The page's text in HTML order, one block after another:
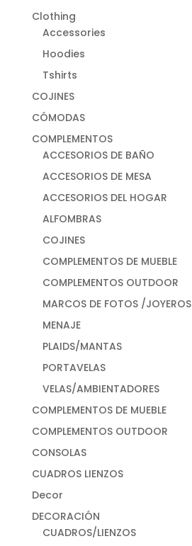
Clothing
Accessories
Hoodies
Tshirts
COJINES
CÓMODAS
COMPLEMENTOS
ACCESORIOS DE BAÑO
ACCESORIOS DE MESA
ACCESORIOS DEL HOGAR
ALFOMBRAS
COJINES
COMPLEMENTOS DE MUEBLE
COMPLEMENTOS OUTDOOR
MARCOS DE FOTOS /JOYEROS
MENAJE
PLAIDS/MANTAS
PORTAVELAS
VELAS/AMBIENTADORES
COMPLEMENTOS DE MUEBLE
COMPLEMENTOS OUTDOOR
CONSOLAS
CUADROS LIENZOS
Decor
DECORACIÓN
CUADROS/LIENZOS